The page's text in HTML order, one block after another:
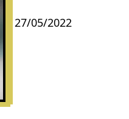
27/05/2022